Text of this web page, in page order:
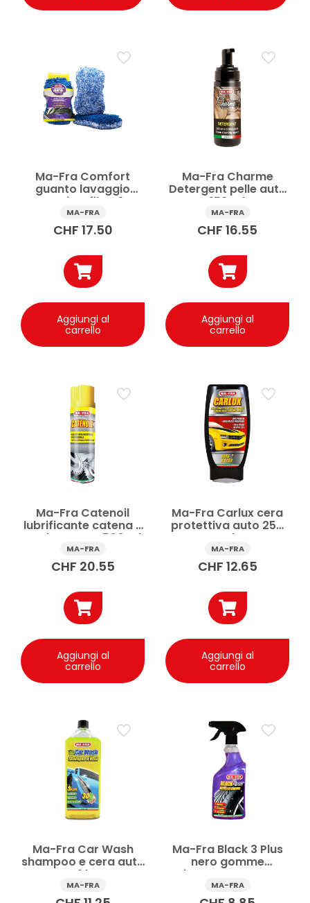
Ma-Fra Comfort
guanto lavaggio
auto microfibra 1 pz
MA-FRA
CHF 17.50
Aggiungi al
carrello
Ma-Fra Charme
Detergent pelle auto
150 ml
MA-FRA
CHF 16.55
Aggiungi al
carrello
Ma-Fra Catenoil
lubrificante catena e
O-Ring spray 500 ml
MA-FRA
CHF 20.55
Aggiungi al
carrello
Ma-Fra Carlux cera
protettiva auto 250
ml
MA-FRA
CHF 12.65
Aggiungi al
carrello
Ma-Fra Car Wash
shampoo e cera auto
1 l
MA-FRA
Ma-Fra Black 3 Plus
nero gomme
rinnovante spray
500ml
MA-FRA